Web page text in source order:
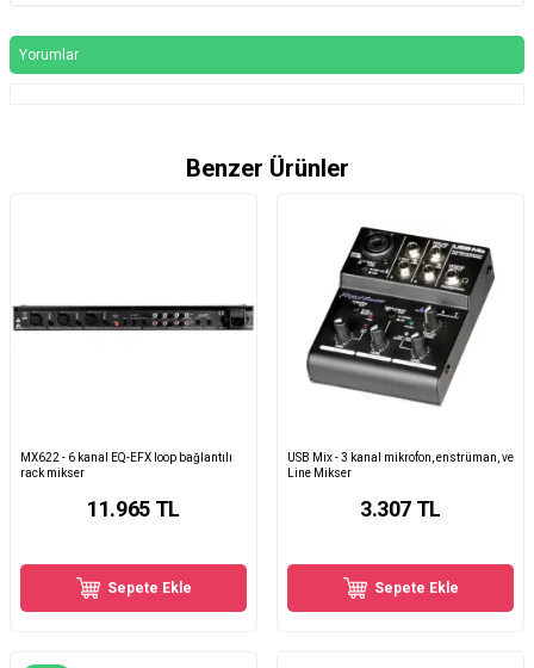
Yorumlar
Benzer Ürünler
MX622 - 6 kanal EQ-EFX loop bağlantılı
rack mikser
11.965TL
Sepete Ekle
USB Mix - 3 kanal mikrofon, enstrüman, ve
Line Mikser
3.307 TL
Sepete Ekle